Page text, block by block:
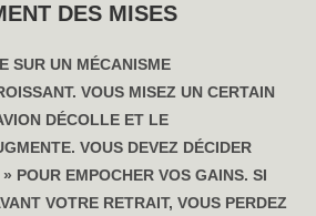
DES MISES
SUR UN MÉCANISME
VOUS MISEZ UN CERTAIN
DÉCOLLE ET LE
VOUS DEVEZ DÉCIDER
POUR EMPOCHER VOS GAINS. SI
VOTRE RETRAIT, VOUS PERDEZ